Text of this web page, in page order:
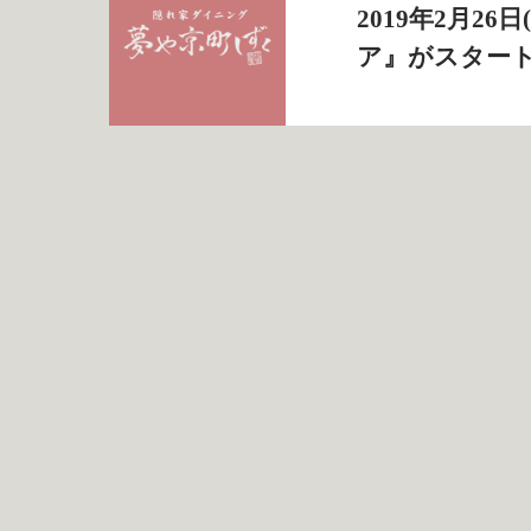
2019年2月26
ア』がスター